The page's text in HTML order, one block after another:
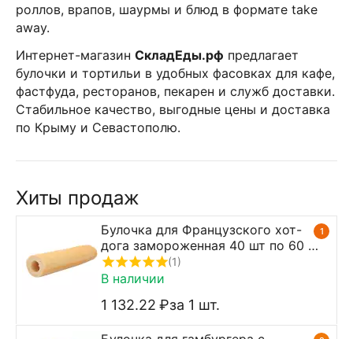
роллов, врапов, шаурмы и блюд в формате take
away.
Интернет-магазин СкладЕды.рф предлагает
булочки и тортильи в удобных фасовках для кафе,
фастфуда, ресторанов, пекарен и служб доставки.
Стабильное качество, выгодные цены и доставка
по Крыму и Севастополю.
Хиты продаж
1
Булочка для Французского хот-
дога замороженная 40 шт по 60 г
Unibake
(1)
В наличии
1 132.22 ₽за 1 шт.